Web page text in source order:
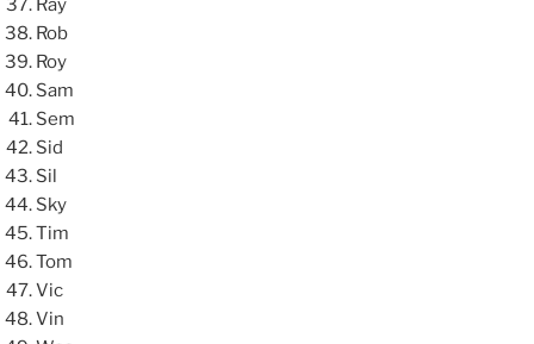
Ray
Rob
Roy
Sam
Sem
Sid
Sil
Sky
Tim
Tom
Vic
Vin